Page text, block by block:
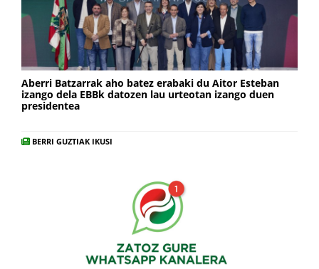
Aberri Batzarrak aho batez erabaki du Aitor Esteban
izango dela EBBk datozen lau urteotan izango duen
presidentea
BERRI GUZTIAK IKUSI